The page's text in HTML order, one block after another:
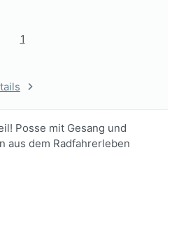
1
Posse mit Gesang und
aus dem Radfahrerleben